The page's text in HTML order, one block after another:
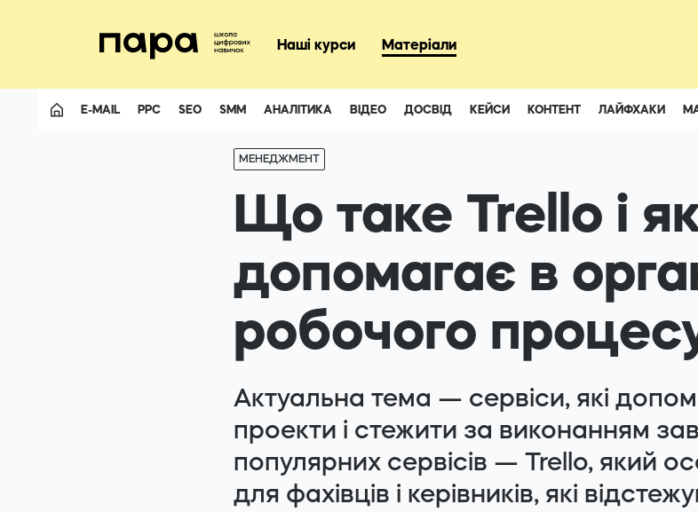
Наші курси Матеріали
Telegram
E-MAIL PPC SEO SMM АНАЛІТИКА ВІДЕО ДОСВІД КЕЙСИ КОНТЕНТ ЛАЙФХАКИ
МЕНЕДЖМЕНТ
Що таке Trello і
допомагає в
робочого
Актуальна тема — сервіси, які
проекти і стежити за виконанням
популярних сервісів — Trello, який
для фахівців і керівників, які